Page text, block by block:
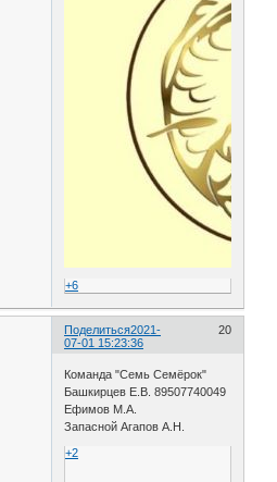
+6
Поделиться 20
2021-
07-01 15:23:36
Команда "Семь Семёрок"
Башкирцев Е.В. 89507740049
Ефимов М.А.
Запасной Агапов А.Н.
+2